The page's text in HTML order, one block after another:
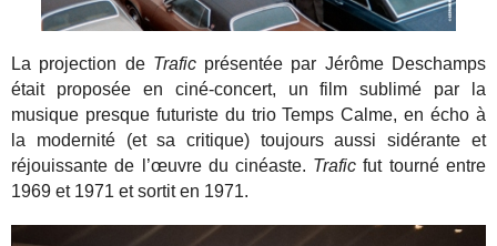
La projection de Traficprésentée par Jérôme Deschamps
était proposée en ciné-concert, un film sublimé par la
musique presque futuriste du trio Temps Calme, en écho à
la modernité (et sa critique) toujours aussi sidérante et
réjouissante de l’œuvre du cinéaste. Trafic fut tourné entre
1969 et 1971 et sortit en 1971.